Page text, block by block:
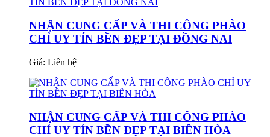
NHẬN CUNG CẤP VÀ THI CÔNG PHÀO
CHỈ UY TÍN BỀN ĐẸP TẠI ĐỒNG NAI
Giá: Liên hệ
NHẬN CUNG CẤP VÀ THI CÔNG PHÀO
CHỈ UY TÍN BỀN ĐẸP TẠI BIÊN HÒA